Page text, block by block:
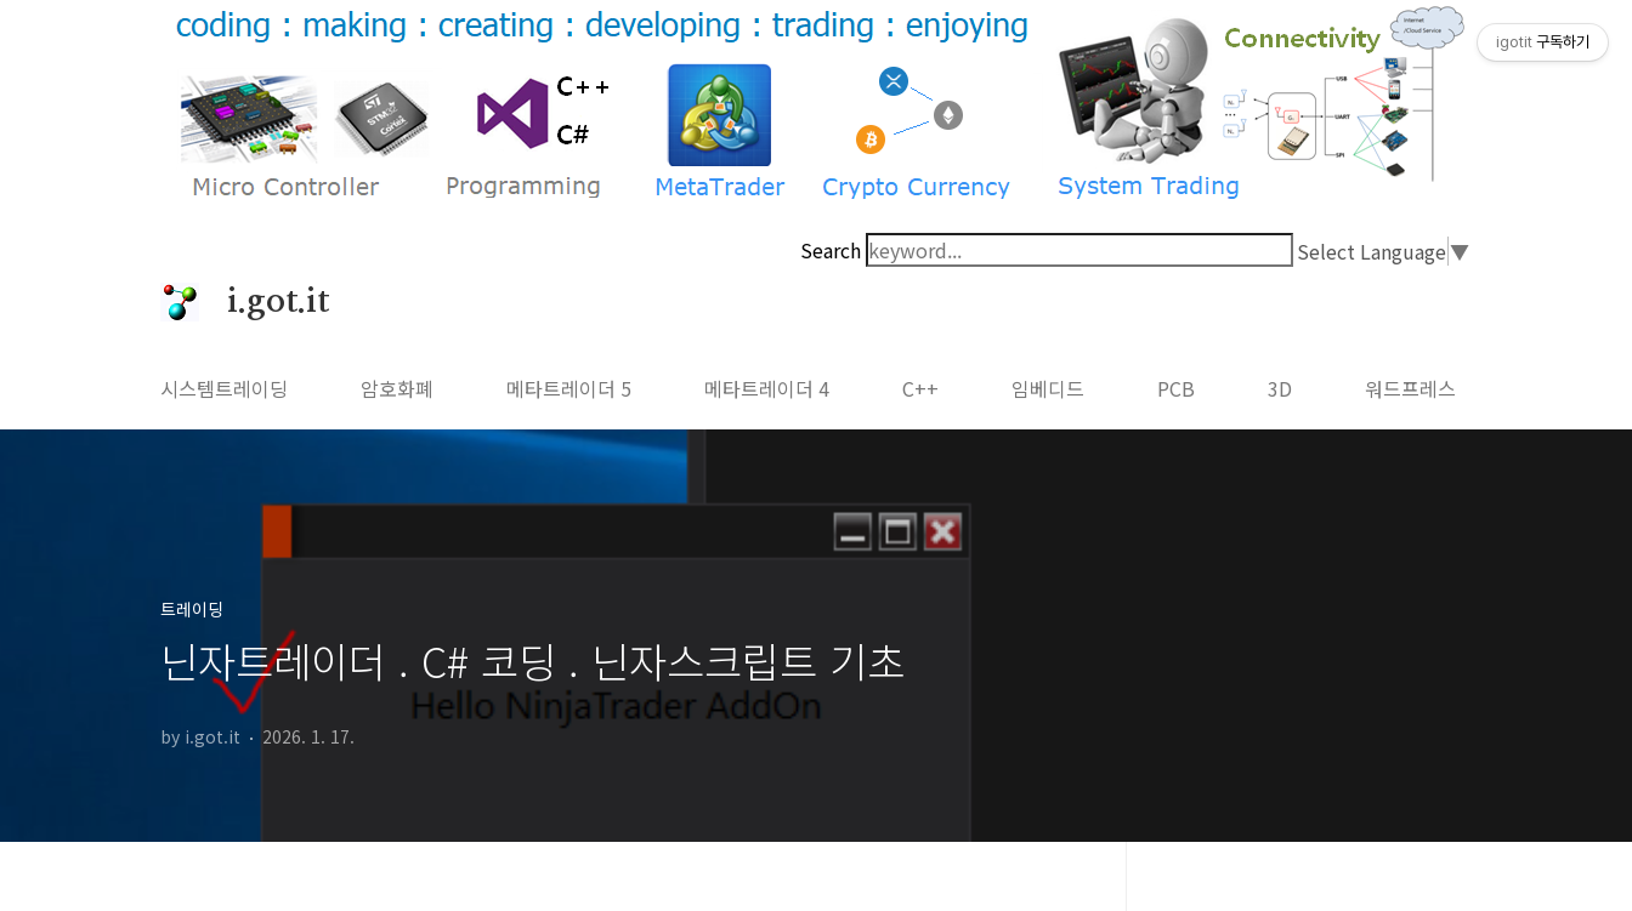
Search Select Language▼
i.got.it
시스템트레이딩 암호화폐 메타트레이더 5 메타트레이더 4 C++ 임베디드 PCB 3D 워드프레스
트레이딩
닌자트레이더 . C# 코딩 . 닌자스크립트 기초
by i.got.it 2026. 1. 17.
igotit 구독하기